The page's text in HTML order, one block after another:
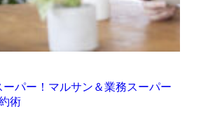
ーパー！マルサン＆業務スーパー
術